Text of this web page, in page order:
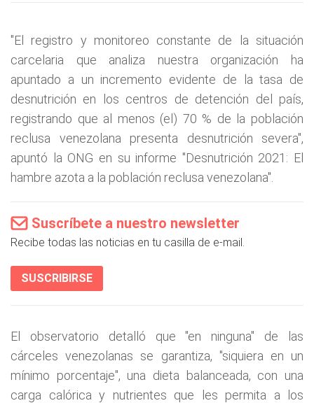
"El registro y monitoreo constante de la situación
carcelaria que analiza nuestra organización ha
apuntado a un incremento evidente de la tasa de
desnutrición en los centros de detención del país,
registrando que al menos (el) 70 % de la población
reclusa venezolana presenta desnutrición severa",
apuntó la ONG en su informe "Desnutrición 2021: El
hambre azota a la población reclusa venezolana".
Suscríbete a nuestro newsletter
Recibe todas las noticias en tu casilla de e-mail.
SUSCRIBIRSE
El observatorio detalló que "en ninguna" de las
cárceles venezolanas se garantiza, "siquiera en un
mínimo porcentaje", una dieta balanceada, con una
carga calórica y nutrientes que les permita a los